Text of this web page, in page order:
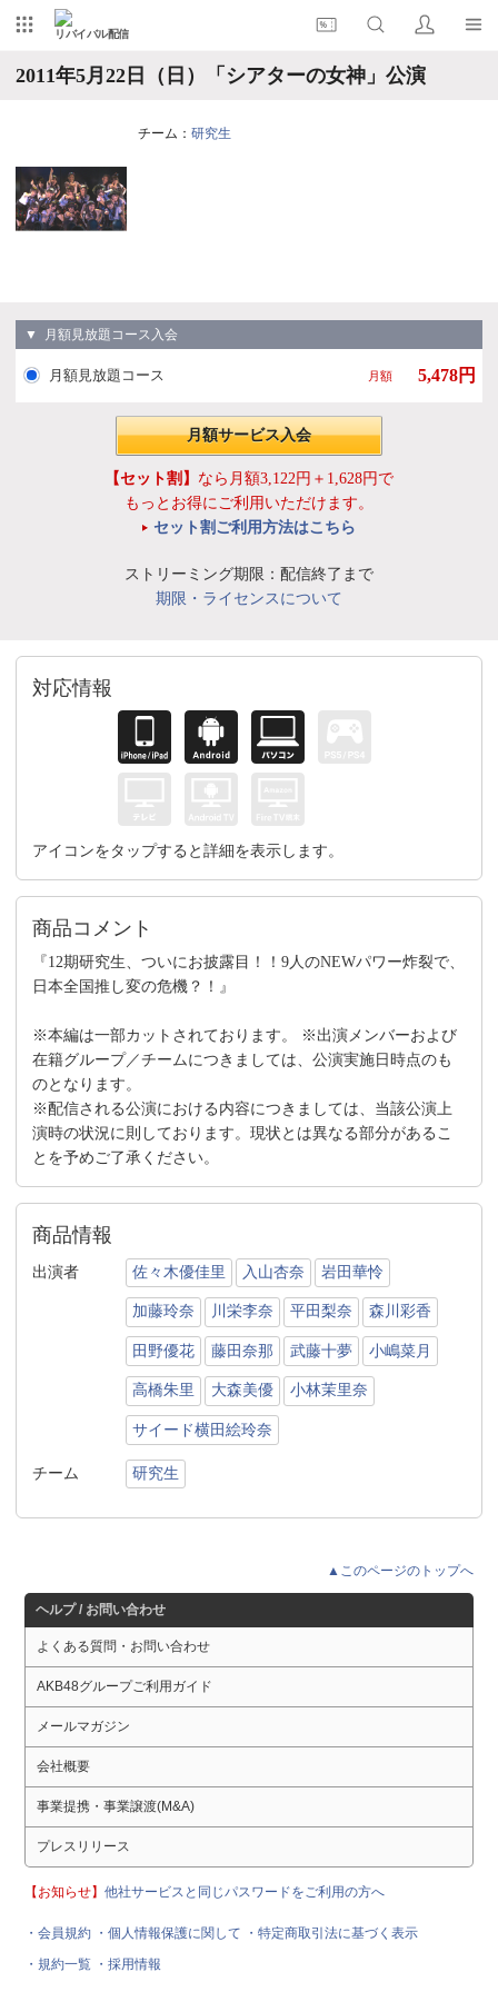
リバイバル配信
2011年5月22日（日）「シアターの女神」公演
チーム： 研究生
▼ 月額見放題コース入会
月額見放題コース 月額 5,478円
月額サービス入会
【セット割】 なら月額3,122円＋1,628円で
もっとお得にご利用いただけます。
セット割ご利用方法はこちら
ストリーミング期限：配信終了まで
期限・ライセンスについて
対応情報
アイコンをタップすると詳細を表示します。
商品コメント
『12期研究生、ついにお披露目！！9人のNEWパワー炸裂で、
日本全国推し変の危機？！』
※本編は一部カットされております。 ※出演メンバーおよび
在籍グループ／チームにつきましては、公演実施日時点のも
のとなります。
※配信される公演における内容につきましては、当該公演上
演時の状況に則しております。現状とは異なる部分があるこ
とを予めご了承ください。
商品情報
出演者 佐々木優佳里 入山杏奈 岩田華怜
加藤玲奈 川栄李奈 平田梨奈 森川彩香
田野優花 藤田奈那 武藤十夢 小嶋菜月
高橋朱里 大森美優 小林茉里奈
サイード横田絵玲奈
チーム 研究生
▲このページのトップへ
ヘルプ / お問い合わせ
よくある質問・お問い合わせ
AKB48グループご利用ガイド
メールマガジン
会社概要
事業提携・事業譲渡(M&A)
プレスリリース
【お知らせ】他社サービスと同じパスワードをご利用の方へ
・会員規約 ・個人情報保護に関して
・特定商取引法に基づく表示
・規約一覧 ・採用情報